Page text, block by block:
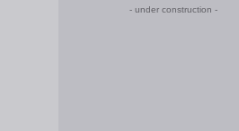
- under construction -